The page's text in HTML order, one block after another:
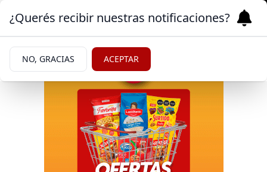
¿Querés recibir nuestras notificaciones?
NO, GRACIAS ACEPTAR